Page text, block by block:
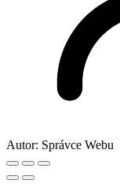
Autor: Správce Webu